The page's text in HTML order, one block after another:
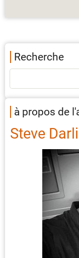
Recherche
à propos de
Steve